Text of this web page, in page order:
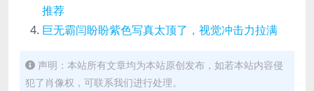
推荐
巨无霸闫盼盼紫色写真太顶了，视觉冲击力拉满
声明：本站所有文章均为本站原创发布，如若本站内容侵
犯了肖像权，可联系我们进行处理。